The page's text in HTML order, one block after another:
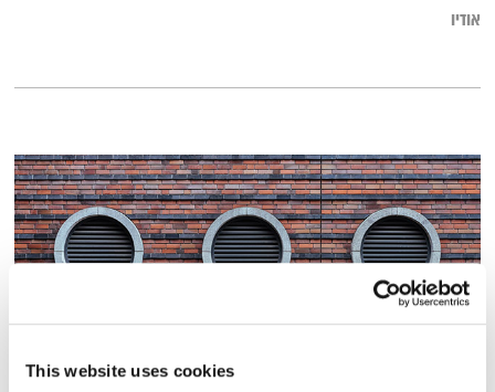
This website uses cookies
אודיו